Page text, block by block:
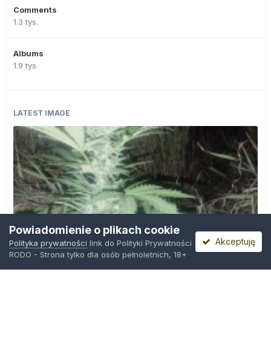
Comments
1.3 tys.
Albums
1.9 tys.
LATEST IMAGE
Powiadomienie o plikach cookie
Polityka prywatności link do Polityki Prywatności
RODO - Strona tylko dla osób pełnoletnich, 18+
Akceptuję